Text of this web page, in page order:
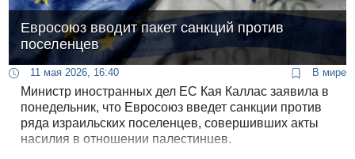
Евросоюз вводит пакет санкций против
поселенцев
11 мая 2026, 16:40 В мире
Министр иностранных дел ЕС Кая Каллас заявила в
понедельник, что Евросоюз введет санкции против
ряда израильских поселенцев, совершивших акты
насилия в отношении палестинцев.